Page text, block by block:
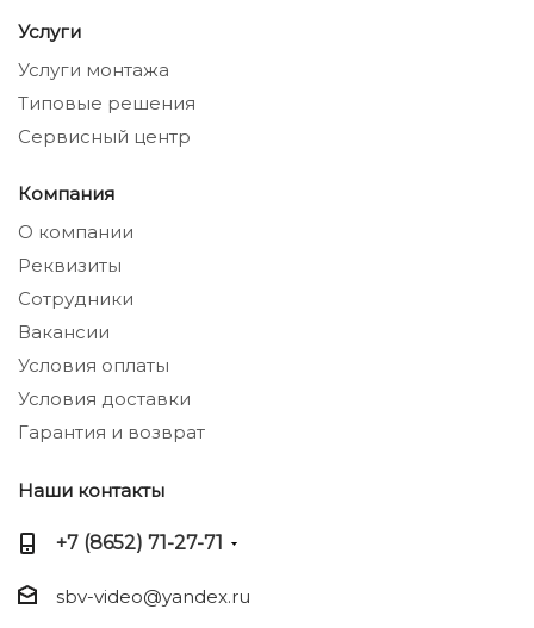
Услуги
Услуги монтажа
Типовые решения
Сервисный центр
Компания
О компании
Реквизиты
Сотрудники
Вакансии
Условия оплаты
Условия доставки
Гарантия и возврат
Наши контакты
+7 (8652) 71-27-71
sbv-video@yandex.ru